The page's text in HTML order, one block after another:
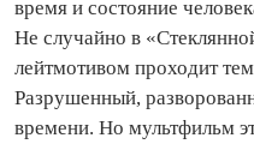
время и состояние
Не случайно в
лейтмотивом проходит
Разрушенный,
времени. Но мультфильм